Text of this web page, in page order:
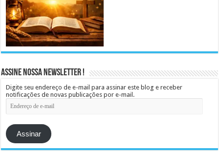
Assine Nossa Newsletter !
Digite seu endereço de e-mail para assinar este blog e receber
notificações de novas publicações por e-mail.
Endereço
de
mail
Assinar